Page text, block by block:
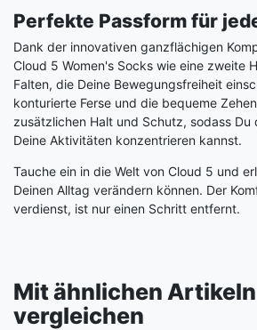
Perfekte Passform für
Dank der innovativen ganzflächigen
Cloud 5 Women's Socks wie eine zweite
Falten, die Deine Bewegungsfreiheit
konturierte Ferse und die bequeme
zusätzlichen Halt und Schutz, sodass
Deine Aktivitäten konzentrieren kannst.
Tauche ein in die Welt von Cloud 5 und
Deinen Alltag verändern können. Der
verdienst, ist nur einen Schritt entfernt.
Mit ähnlichen Artikeln
vergleichen